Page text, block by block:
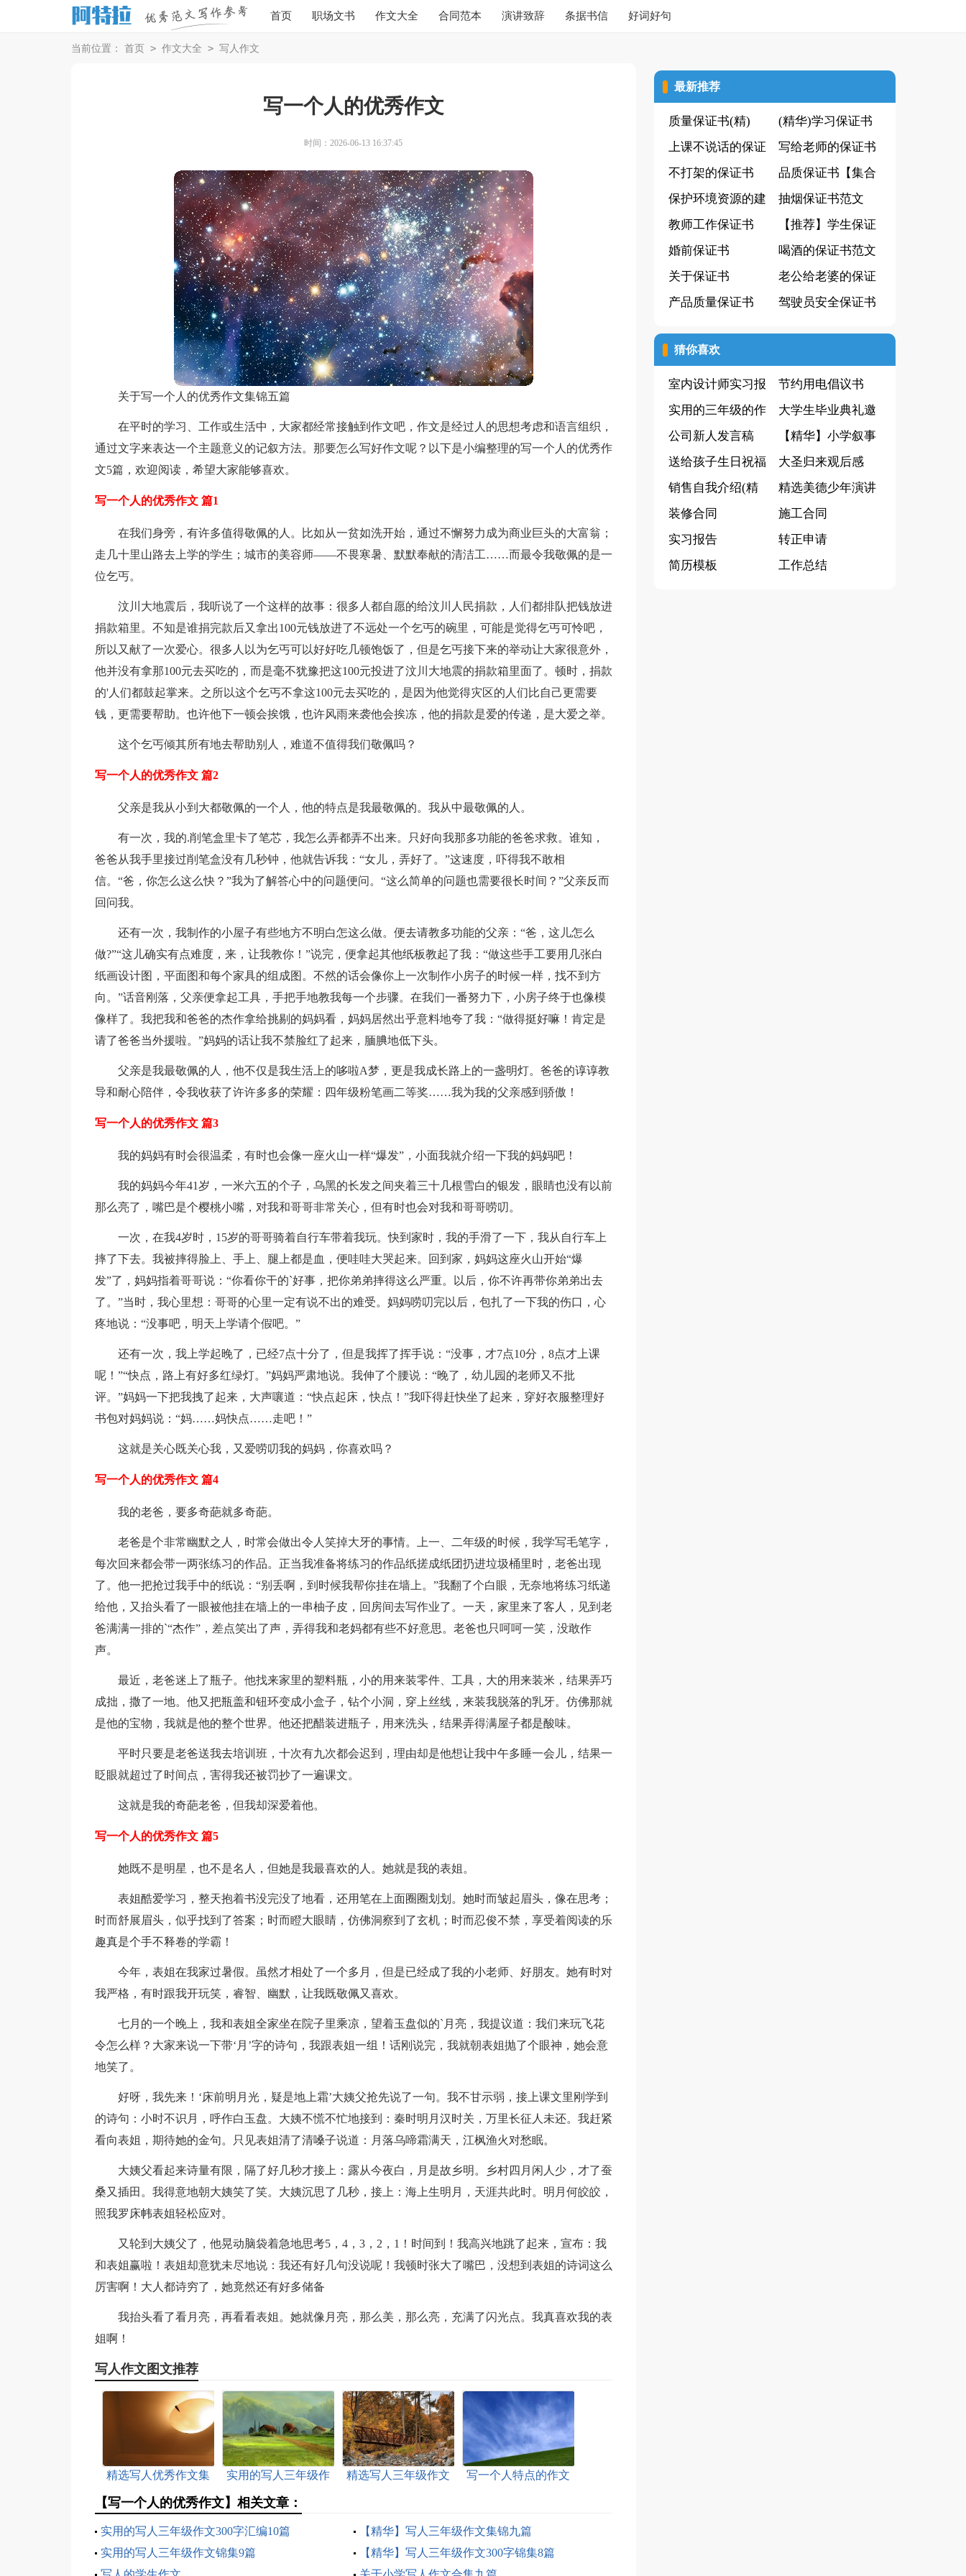
首页 职场文书 作文大全 合同范本 演讲致辞 条据书信 好词好句
当前位置： 首页 > 作文大全 > 写人作文
写一个人的优秀作文
时间：2026-06-13 16:37:45
关于写一个人的优秀作文集锦五篇
在平时的学习、工作或生活中，大家都经常接触到作文吧，作文是经过人的思想考虑和语言组织，
通过文字来表达一个主题意义的记叙方法。那要怎么写好作文呢？以下是小编整理的写一个人的优秀作
文5篇，欢迎阅读，希望大家能够喜欢。
写一个人的优秀作文 篇1
在我们身旁，有许多值得敬佩的人。比如从一贫如洗开始，通过不懈努力成为商业巨头的大富翁；
走几十里山路去上学的学生；城市的美容师——不畏寒暑、默默奉献的清洁工……而最令我敬佩的是一
位乞丐。
汶川大地震后，我听说了一个这样的故事：很多人都自愿的给汶川人民捐款，人们都排队把钱放进
捐款箱里。不知是谁捐完款后又拿出100元钱放进了不远处一个乞丐的碗里，可能是觉得乞丐可怜吧，
所以又献了一次爱心。很多人以为乞丐可以好好吃几顿饱饭了，但是乞丐接下来的举动让大家很意外，
他并没有拿那100元去买吃的，而是毫不犹豫把这100元投进了汶川大地震的捐款箱里面了。顿时，捐款
的'人们都鼓起掌来。之所以这个乞丐不拿这100元去买吃的，是因为他觉得灾区的人们比自己更需要
钱，更需要帮助。也许他下一顿会挨饿，也许风雨来袭他会挨冻，他的捐款是爱的传递，是大爱之举。
这个乞丐倾其所有地去帮助别人，难道不值得我们敬佩吗？
写一个人的优秀作文 篇2
父亲是我从小到大都敬佩的一个人，他的特点是我最敬佩的。我从中最敬佩的人。
有一次，我的.削笔盒里卡了笔芯，我怎么弄都弄不出来。只好向我那多功能的爸爸求救。谁知，
爸爸从我手里接过削笔盒没有几秒钟，他就告诉我：“女儿，弄好了。”这速度，吓得我不敢相
信。“爸，你怎么这么快？”我为了解答心中的问题便问。“这么简单的问题也需要很长时间？”父亲反而
回问我。
还有一次，我制作的小屋子有些地方不明白怎这么做。便去请教多功能的父亲：“爸，这儿怎么
做?”“这儿确实有点难度，来，让我教你！”说完，便拿起其他纸板教起了我：“做这些手工要用几张白
纸画设计图，平面图和每个家具的组成图。不然的话会像你上一次制作小房子的时候一样，找不到方
向。”话音刚落，父亲便拿起工具，手把手地教我每一个步骤。在我们一番努力下，小房子终于也像模
像样了。我把我和爸爸的杰作拿给挑剔的妈妈看，妈妈居然出乎意料地夸了我：“做得挺好嘛！肯定是
请了爸爸当外援啦。”妈妈的话让我不禁脸红了起来，腼腆地低下头。
父亲是我最敬佩的人，他不仅是我生活上的哆啦A梦，更是我成长路上的一盏明灯。爸爸的谆谆教
导和耐心陪伴，令我收获了许许多多的荣耀：四年级粉笔画二等奖……我为我的父亲感到骄傲！
写一个人的优秀作文 篇3
我的妈妈有时会很温柔，有时也会像一座火山一样“爆发”，小面我就介绍一下我的妈妈吧！
我的妈妈今年41岁，一米六五的个子，乌黑的长发之间夹着三十几根雪白的银发，眼睛也没有以前
那么亮了，嘴巴是个樱桃小嘴，对我和哥哥非常关心，但有时也会对我和哥哥唠叨。
一次，在我4岁时，15岁的哥哥骑着自行车带着我玩。快到家时，我的手滑了一下，我从自行车上
摔了下去。我被摔得脸上、手上、腿上都是血，便哇哇大哭起来。回到家，妈妈这座火山开始“爆
发”了，妈妈指着哥哥说：“你看你干的`好事，把你弟弟摔得这么严重。以后，你不许再带你弟弟出去
了。”当时，我心里想：哥哥的心里一定有说不出的难受。妈妈唠叨完以后，包扎了一下我的伤口，心
疼地说：“没事吧，明天上学请个假吧。”
还有一次，我上学起晚了，已经7点十分了，但是我挥了挥手说：“没事，才7点10分，8点才上课
呢！”“快点，路上有好多红绿灯。”妈妈严肃地说。我伸了个腰说：“晚了，幼儿园的老师又不批
评。”妈妈一下把我拽了起来，大声嚷道：“快点起床，快点！”我吓得赶快坐了起来，穿好衣服整理好
书包对妈妈说：“妈……妈快点……走吧！”
这就是关心既关心我，又爱唠叨我的妈妈，你喜欢吗？
写一个人的优秀作文 篇4
我的老爸，要多奇葩就多奇葩。
老爸是个非常幽默之人，时常会做出令人笑掉大牙的事情。上一、二年级的时候，我学写毛笔字，
每次回来都会带一两张练习的作品。正当我准备将练习的作品纸搓成纸团扔进垃圾桶里时，老爸出现
了。他一把抢过我手中的纸说：“别丢啊，到时候我帮你挂在墙上。”我翻了个白眼，无奈地将练习纸递
给他，又抬头看了一眼被他挂在墙上的一串柚子皮，回房间去写作业了。一天，家里来了客人，见到老
爸满满一排的`“杰作”，差点笑出了声，弄得我和老妈都有些不好意思。老爸也只呵呵一笑，没敢作
声。
最近，老爸迷上了瓶子。他找来家里的塑料瓶，小的用来装零件、工具，大的用来装米，结果弄巧
成拙，撒了一地。他又把瓶盖和钮环变成小盒子，钻个小洞，穿上丝线，来装我脱落的乳牙。仿佛那就
是他的宝物，我就是他的整个世界。他还把醋装进瓶子，用来洗头，结果弄得满屋子都是酸味。
平时只要是老爸送我去培训班，十次有九次都会迟到，理由却是他想让我中午多睡一会儿，结果一
眨眼就超过了时间点，害得我还被罚抄了一遍课文。
这就是我的奇葩老爸，但我却深爱着他。
写一个人的优秀作文 篇5
她既不是明星，也不是名人，但她是我最喜欢的人。她就是我的表姐。
表姐酷爱学习，整天抱着书没完没了地看，还用笔在上面圈圈划划。她时而皱起眉头，像在思考；
时而舒展眉头，似乎找到了答案；时而瞪大眼睛，仿佛洞察到了玄机；时而忍俊不禁，享受着阅读的乐
趣真是个手不释卷的学霸！
今年，表姐在我家过暑假。虽然才相处了一个多月，但是已经成了我的小老师、好朋友。她有时对
我严格，有时跟我开玩笑，睿智、幽默，让我既敬佩又喜欢。
七月的一个晚上，我和表姐全家坐在院子里乘凉，望着玉盘似的`月亮，我提议道：我们来玩飞花
令怎么样？大家来说一下带‘月’字的诗句，我跟表姐一组！话刚说完，我就朝表姐抛了个眼神，她会意
地笑了。
好呀，我先来！‘床前明月光，疑是地上霜’大姨父抢先说了一句。我不甘示弱，接上课文里刚学到
的诗句：小时不识月，呼作白玉盘。大姨不慌不忙地接到：秦时明月汉时关，万里长征人未还。我赶紧
看向表姐，期待她的金句。只见表姐清了清嗓子说道：月落乌啼霜满天，江枫渔火对愁眠。
大姨父看起来诗量有限，隔了好几秒才接上：露从今夜白，月是故乡明。乡村四月闲人少，才了蚕
桑又插田。我得意地朝大姨笑了笑。大姨沉思了几秒，接上：海上生明月，天涯共此时。明月何皎皎，
照我罗床帏表姐轻松应对。
又轮到大姨父了，他晃动脑袋着急地思考5，4，3，2，1！时间到！我高兴地跳了起来，宣布：我
和表姐赢啦！表姐却意犹未尽地说：我还有好几句没说呢！我顿时张大了嘴巴，没想到表姐的诗词这么
厉害啊！大人都诗穷了，她竟然还有好多储备
我抬头看了看月亮，再看看表姐。她就像月亮，那么美，那么亮，充满了闪光点。我真喜欢我的表
姐啊！
写人作文图文推荐
精选写人优秀作文集
实用的写人三年级作
精选写人三年级作文
写一个人特点的作文
【写一个人的优秀作文】相关文章：
实用的写人三年级作文300字汇编10篇
【精华】写人三年级作文集锦九篇
实用的写人三年级作文锦集9篇
【精华】写人三年级作文300字锦集8篇
最新推荐
质量保证书(精)
(精华)学习保证书
上课不说话的保证
书范文
写给老师的保证书
(实用)
不打架的保证书
品质保证书【集合
15篇】
保护环境资源的建
议书(15篇)
抽烟保证书范文
教师工作保证书
【推荐】学生保证
书
婚前保证书
喝酒的保证书范文
14篇
关于保证书
老公给老婆的保证
书
产品质量保证书
驾驶员安全保证书
猜你喜欢
室内设计师实习报
告10篇
节约用电倡议书
(通用15篇)
实用的三年级的作
文4篇
大学生毕业典礼邀
请函
公司新人发言稿
【精华】小学叙事
作文300字汇编十
篇
送给孩子生日祝福
语
大圣归来观后感
销售自我介绍(精
选15篇)
精选美德少年演讲
稿汇总10篇
装修合同
施工合同
实习报告
转正申请
简历模板
工作总结